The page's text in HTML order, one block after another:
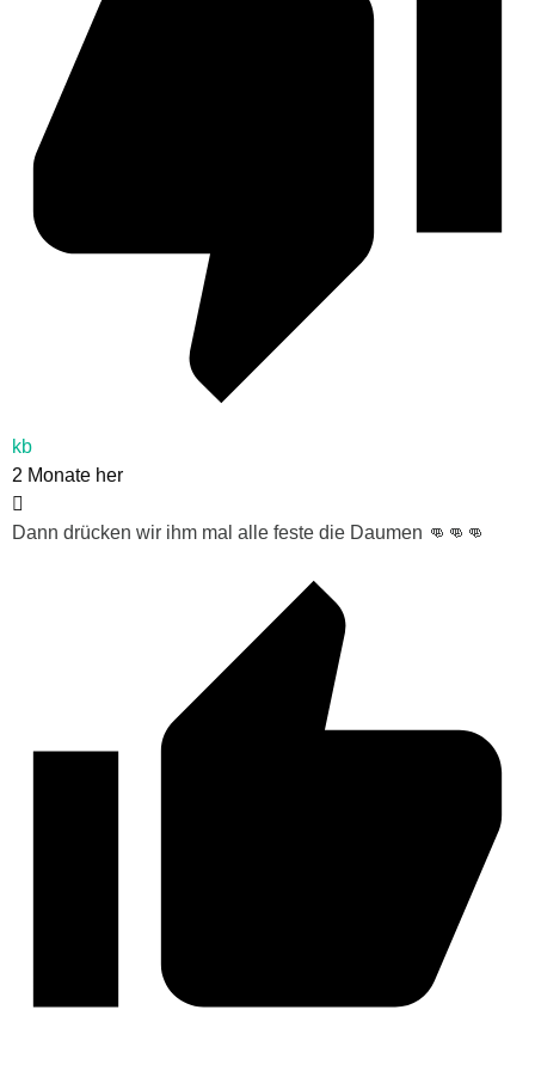
kb
2 Monate her
Dann drücken wir ihm mal alle feste die Daumen 👊👊👊